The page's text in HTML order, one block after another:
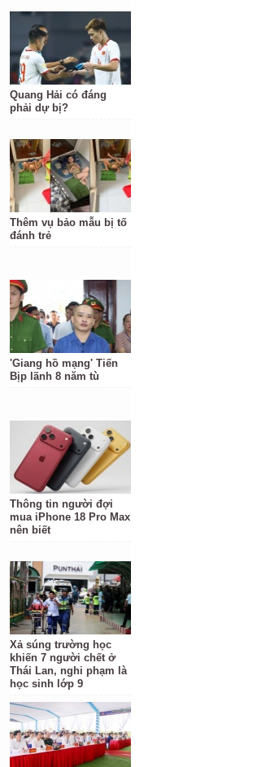
Quang Hải có đáng
phải dự bị?
Thêm vụ bảo mẫu bị tố
đánh trẻ
'Giang hồ mạng' Tiến
Bịp lãnh 8 năm tù
Thông tin người đợi
mua iPhone 18 Pro Max
nên biết
Xả súng trường học
khiến 7 người chết ở
Thái Lan, nghi phạm là
học sinh lớp 9